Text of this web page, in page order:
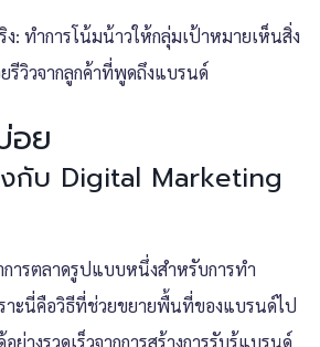
ง: ทำการโน้มน้าวให้กลุ่มเป้าหมายเห็นสิ่ง
รีวิวจากลูกค้าที่พูดถึงแบรนด์
อย
กับ Digital Marketing
การตลาดรูปแบบหนึ่งสำหรับการทำ
าะนี่คือวิธีที่ช่วยขยายพื้นที่ของแบรนด์ไป
ย่างรวดเร็วจากการสร้างการรับรู้แบรนด์